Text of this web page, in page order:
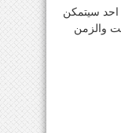
احد سيتمكن
والزمن